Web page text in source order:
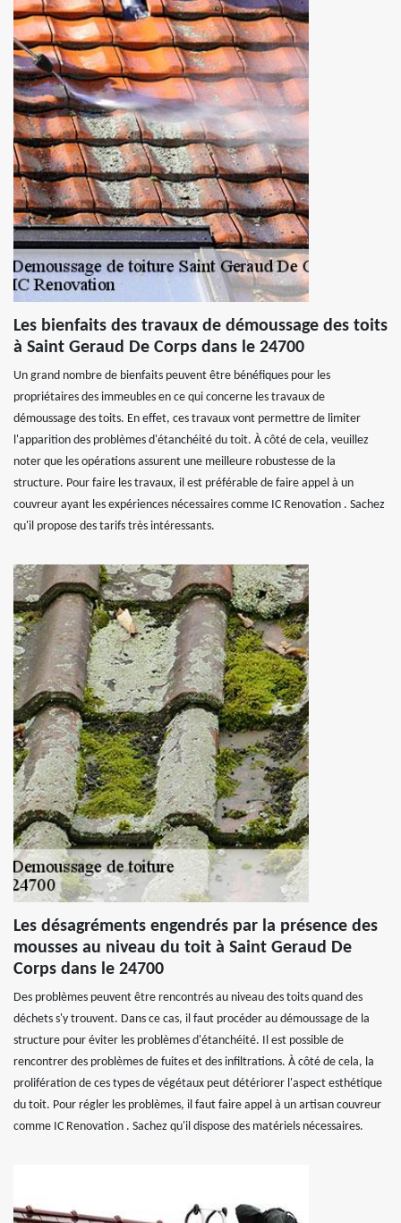
Les bienfaits des travaux de démoussage des toits
à Saint Geraud De Corps dans le 24700
Un grand nombre de bienfaits peuvent être bénéfiques pour les
propriétaires des immeubles en ce qui concerne les travaux de
démoussage des toits. En effet, ces travaux vont permettre de limiter
l'apparition des problèmes d'étanchéité du toit. À côté de cela, veuillez
noter que les opérations assurent une meilleure robustesse de la
structure. Pour faire les travaux, il est préférable de faire appel à un
couvreur ayant les expériences nécessaires comme IC Renovation . Sachez
qu'il propose des tarifs très intéressants.
Les désagréments engendrés par la présence des
mousses au niveau du toit à Saint Geraud De
Corps dans le 24700
Des problèmes peuvent être rencontrés au niveau des toits quand des
déchets s'y trouvent. Dans ce cas, il faut procéder au démoussage de la
structure pour éviter les problèmes d'étanchéité. Il est possible de
rencontrer des problèmes de fuites et des infiltrations. À côté de cela, la
prolifération de ces types de végétaux peut détériorer l'aspect esthétique
du toit. Pour régler les problèmes, il faut faire appel à un artisan couvreur
comme IC Renovation . Sachez qu'il dispose des matériels nécessaires.